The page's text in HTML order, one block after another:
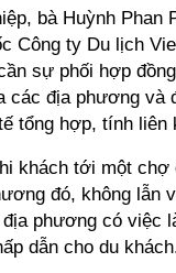
bà Huỳnh Phan
Công ty Du lịch
sự phối hợp
các địa phương và
tổng hợp, tính liên
khách tới một chợ
đó, không lẫn
phương có việc
dẫn cho du